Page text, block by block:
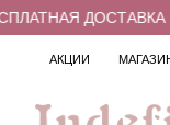
ДОСТАВКА В
АКЦИИ